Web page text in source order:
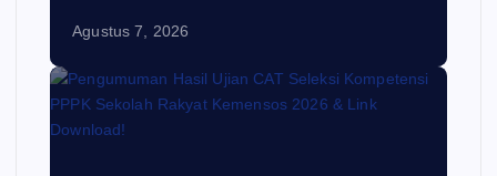
Agustus 7, 2026